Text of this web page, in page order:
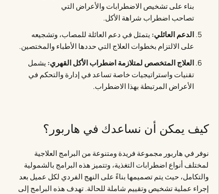
بناء على تشخيص الاضطرابات والأعراض التي
تصاحب اضطراب شراهة الأكل.
الدعم العائلي: يتمثل في دعم العائلة للمصاب، وتشجيعه
على الالتزام بخطوات العلاج التي حددها الأطباء والمختصين.
العلاج المتخصص لمتلازمة اضطراب الأكل القهري: يشمل
تقنيات واستراتيجيات خاصة تساعد في إدارة والتحكم في
الأعراض المرتبطة بهذا الاضطراب.
كيف يمكن أن نساعدك في هاربور؟
نوفر في هاربور مجموعة فريدة ومتنوعة من البرامج العلاجية
لمختلف أنواع اضطرابات التغذية، وتتميز هذه البرامج بالشمولية
والتكامل، حيث يتم تصميمها بناءً على النهج الفردي لكل عميل بعد
إجراء عملية تشخيص وتقييم شاملة للحالة. تهدف هذه البرامج إلى